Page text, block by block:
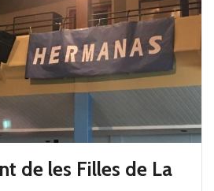
de les Filles de La